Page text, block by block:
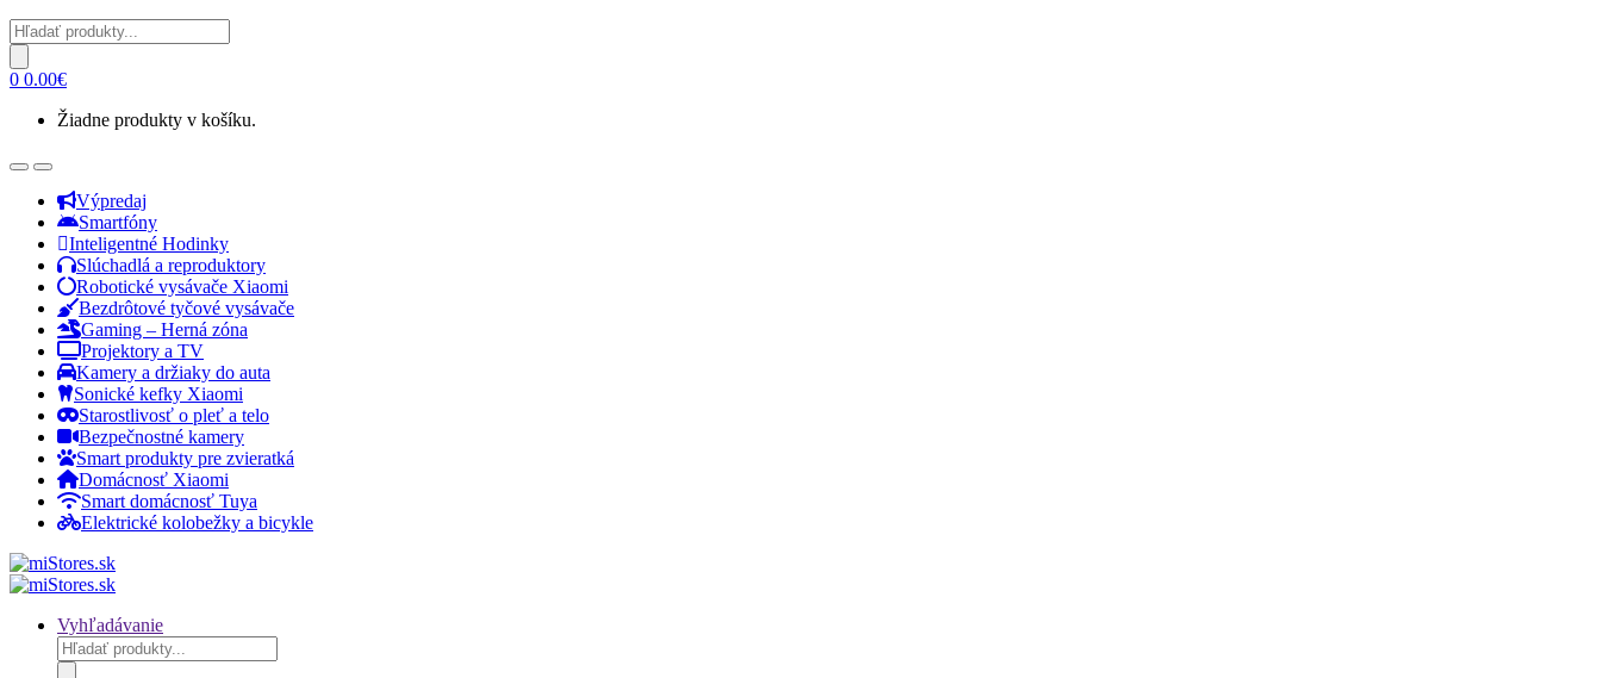
Products
search
0 0.00€
Žiadne produkty v košíku.
OpenClose
Výpredaj
Smartfóny
Inteligentné Hodinky
Slúchadlá a reproduktory
Robotické vysávače Xiaomi
Bezdrôtové tyčové vysávače
Gaming – Herná zóna
Projektory a TV
Kamery a držiaky do auta
Sonické kefky Xiaomi
Starostlivosť o pleť a telo
Bezpečnostné kamery
Smart produkty pre zvieratká
Domácnosť Xiaomi
Smart domácnosť Tuya
Elektrické kolobežky a bicykle
Vyhľadávanie
Products
search